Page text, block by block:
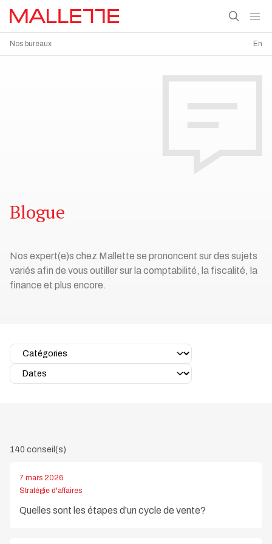
Nos bureaux En
Blogue
Nos expert(e)s chez Mallette se prononcent sur des sujets
variés afin de vous outiller sur la comptabilité, la fiscalité, la
finance et plus encore.
140 conseil(s)
7 mars 2026
Stratégie d'affaires
Quelles sont les étapes d'un cycle de vente?